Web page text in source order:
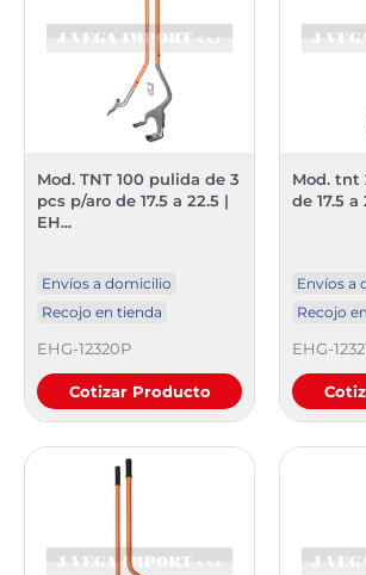
Mod. TNT 100 pulida de 3
pcs p/aro de 17.5 a 22.5 |
EH...
Envíos a domicilio
Recojo en tienda
EHG-12320P
Cotizar Producto
Mod. tnt
de 17.5 a
Envíos a
Recojo
EHG-